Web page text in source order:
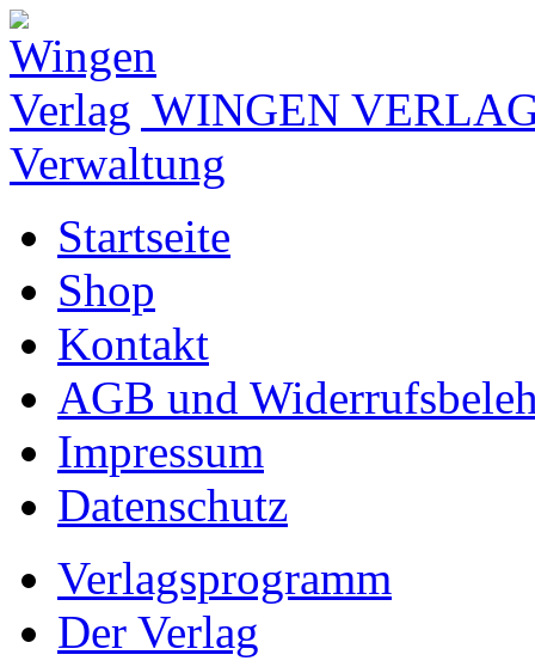
WINGEN
Verwaltung
Startseite
Shop
Kontakt
AGB und
Impressum
Datenschutz
Verlagsprogramm
Der Verlag